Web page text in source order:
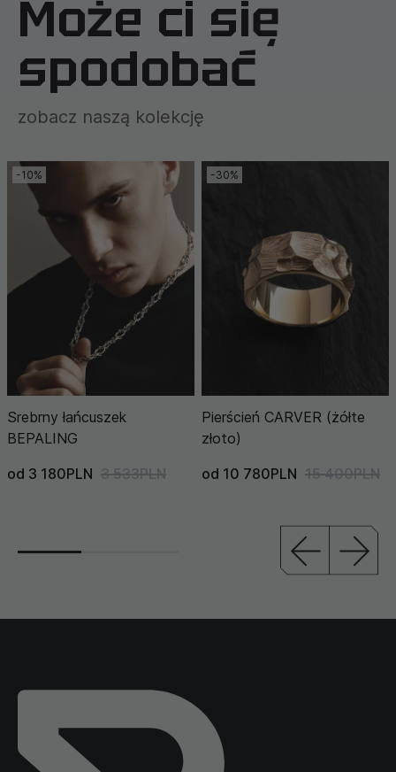
Może ci się
spodobać
zobacz naszą kolekcję
-10%
Srebrny łańcuszek
BEPALING
od 3 180PLN 3 533PLN
-30%
Pierścień CARVER (żółte
złoto)
od 10 780PLN 15 400PLN